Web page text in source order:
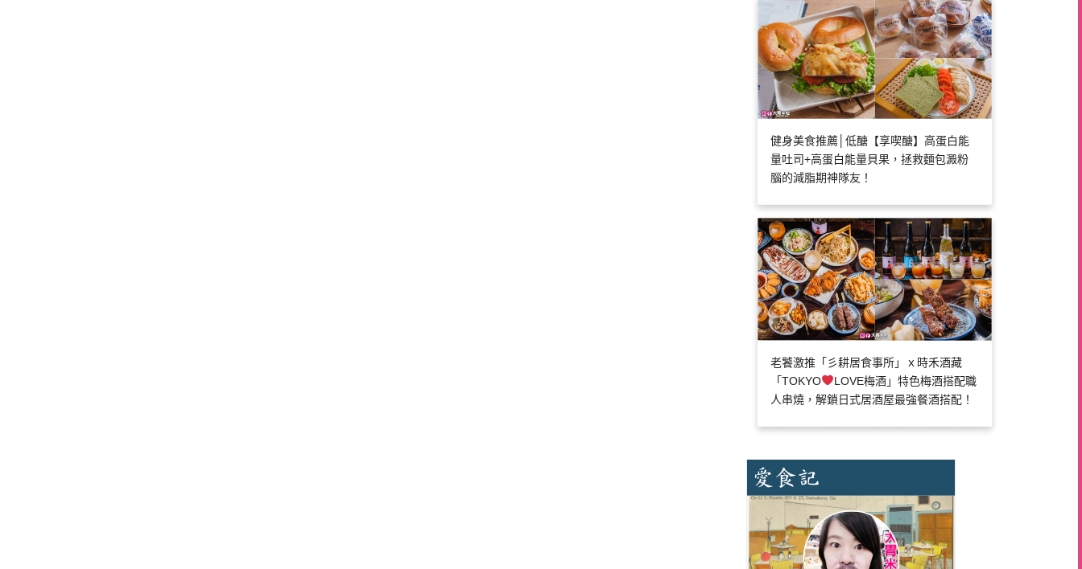
健身美食推薦│低醣【享喫醣】高蛋白能
量吐司+高蛋白能量貝果，拯救麵包澱粉
腦的減脂期神隊友！
老饕激推「彡耕居食事所」ｘ時禾酒藏
「TOKYO
LOVE梅酒」特色梅酒搭配職
人串燒，解鎖日式居酒屋最強餐酒搭配！